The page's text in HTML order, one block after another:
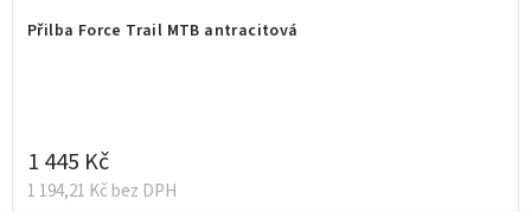
Přilba Force Trail MTB antracitová
1 194,21 Kč bez DPH
1 445 Kč